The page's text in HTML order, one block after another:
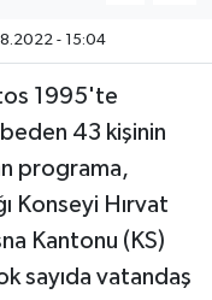
- 15:04
1995'te
43 kişinin
programa,
Konseyi Hırvat
Kantonu (KS)
sayıda vatandaş